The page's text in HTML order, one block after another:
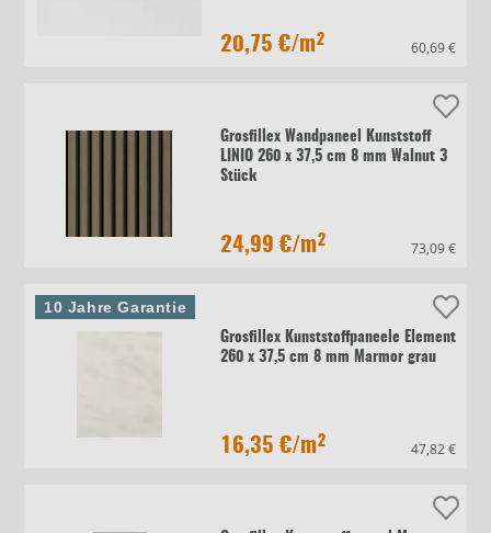
20,75 €/m² 60,69 €
Grosfillex Wandpaneel Kunststoff
LINIO 260 x 37,5 cm 8 mm Walnut 3
Stück
24,99 €/m² 73,09 €
Grosfillex Kunststoffpaneele Element
260 x 37,5 cm 8 mm Marmor grau
16,35 €/m² 47,82 €
10 Jahre Garantie